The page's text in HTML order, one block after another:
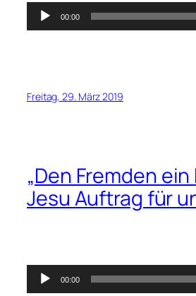
Audio-
Player
00:00
Freitag, 29. März 2019
„Den Fremden
Jesu Auftrag für
Audio-
Player
00:00